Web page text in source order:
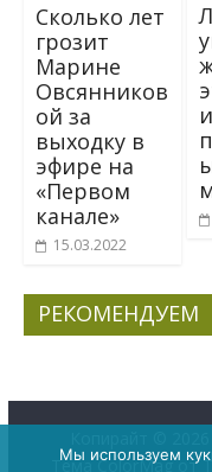
Сколько лет
грозит
Марине
Овсянников
ой за
выходку в
эфире на
«Первом
канале»
15.03.2022
РЕКОМЕНДУЕМ
ТемаColorMagот
Мы используем